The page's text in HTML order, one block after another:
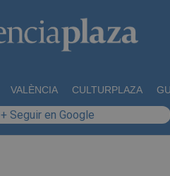
VALÈNCIA CULTURPLAZA
+ Seguir en Google